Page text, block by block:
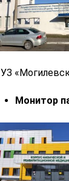
УЗ
Монитор